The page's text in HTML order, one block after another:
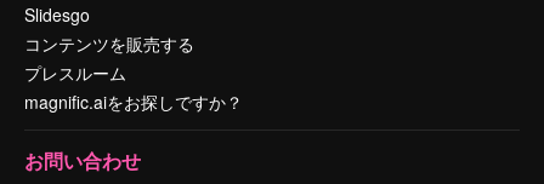
Slidesgo
コンテンツを販売する
プレスルーム
magnific.aiをお探しですか？
お問い合わせ